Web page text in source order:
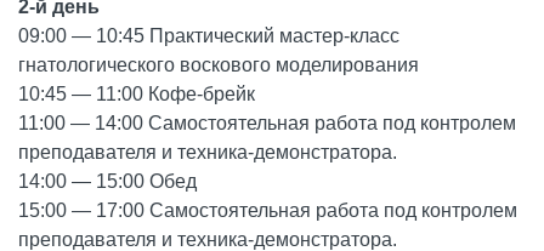
2-й день
09:00 — 10:45 Практический мастер-класс
гнатологического воскового моделирования
10:45 — 11:00 Кофе-брейк
11:00 — 14:00 Самостоятельная работа под контролем
преподавателя и техника-демонстратора.
14:00 — 15:00 Обед
15:00 — 17:00 Самостоятельная работа под контролем
преподавателя и техника-демонстратора.